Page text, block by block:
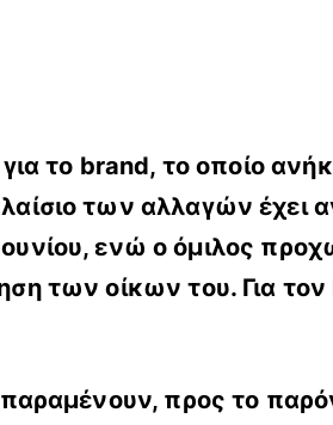
το brand, το οποίο
των αλλαγών έχει
ενώ ο όμιλος
των οίκων του. Για
προς το